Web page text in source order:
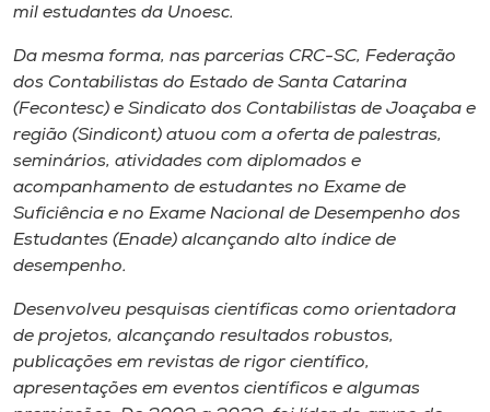
mil estudantes da Unoesc.
Da mesma forma, nas parcerias CRC-SC, Federação
dos Contabilistas do Estado de Santa Catarina
(Fecontesc) e Sindicato dos Contabilistas de Joaçaba e
região (Sindicont) atuou com a oferta de palestras,
seminários, atividades com diplomados e
acompanhamento de estudantes no Exame de
Suficiência e no Exame Nacional de Desempenho dos
Estudantes (Enade) alcançando alto índice de
desempenho.
Desenvolveu pesquisas científicas como orientadora
de projetos, alcançando resultados robustos,
publicações em revistas de rigor científico,
apresentações em eventos científicos e algumas